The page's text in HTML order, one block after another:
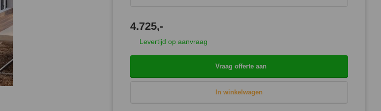
4.725,-
Levertijd op aanvraag
Vraag offerte aan
In winkelwagen